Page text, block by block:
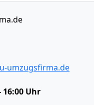
umzugsfirma.de
16:00 Uhr